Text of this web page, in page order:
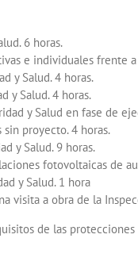
6 horas.
e individuales frente
y Salud. 4 horas.
y Salud. 4 horas.
y Salud en fase de
proyecto. 4 horas.
y Salud. 9 horas.
fotovoltaicas de
y Salud. 1 hora
visita a obra de la
de las